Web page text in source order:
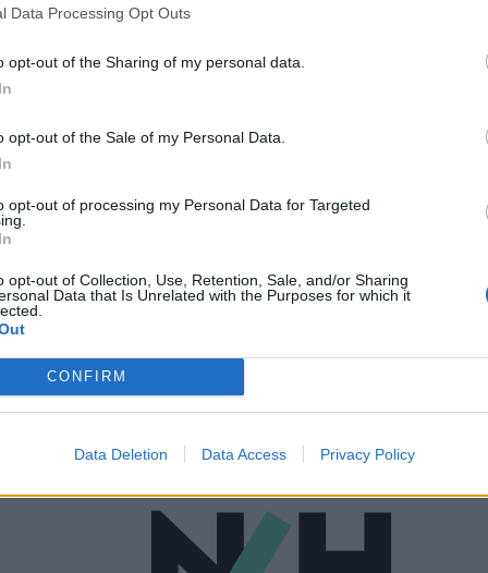
Data Processing Opt Outs
opt-out of the Sharing of my personal data.
opt-out of the Sale of my Personal Data.
opt-out of processing my Personal Data for Targeted
opt-out of Collection, Use, Retention, Sale, and/or Sharing
Data that Is Unrelated with the Purposes for which it
CONFIRM
Data Deletion Data Access Privacy Policy
Άσκηση: Mπορεί να ανακουφίσει από
το άγχος των εξετάσεων;